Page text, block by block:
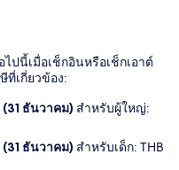
ปนี้เมื่อเช็กอินหรือเช็กเอาต์
ที่เกี่ยวข้อง:
ธันวาคม) สำหรับผู้ใหญ่:
ธันวาคม) สำหรับเด็ก: THB